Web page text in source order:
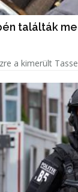
találták
a kimerült